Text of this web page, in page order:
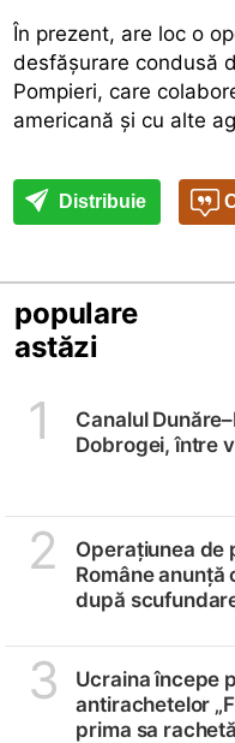
În prezent, are loc o
desfășurare condusă
Pompieri, care
americană și cu alte
Distribuie
populare
astăzi
1
Canalul
Dobrogei, între
2
Operațiunea de
Române anunță
după
3
Ucraina începe
antirachetelor
prima sa